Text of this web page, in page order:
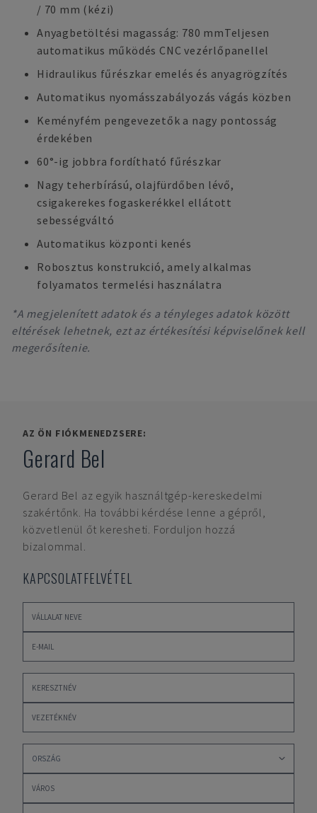
/ 70 mm (kézi)
Anyagbetöltési magasság: 780 mmTeljesen
automatikus működés CNC vezérlőpanellel
Hidraulikus fűrészkar emelés és anyagrögzítés
Automatikus nyomásszabályozás vágás közben
Keményfém pengevezetők a nagy pontosság
érdekében
60°-ig jobbra fordítható fűrészkar
Nagy teherbírású, olajfürdőben lévő,
csigakerekes fogaskerékkel ellátott
sebességváltó
Automatikus központi kenés
Robosztus konstrukció, amely alkalmas
folyamatos termelési használatra
*A megjelenített adatok és a tényleges adatok között
eltérések lehetnek, ezt az értékesítési képviselőnek kell
megerősítenie.
AZ ÖN FIÓKMENEDZSERE:
Gerard Bel
Gerard Bel az egyik használtgép-kereskedelmi
szakértőnk. Ha további kérdése lenne a gépről,
közvetlenül őt keresheti. Forduljon hozzá
bizalommal.
KAPCSOLATFELVÉTEL